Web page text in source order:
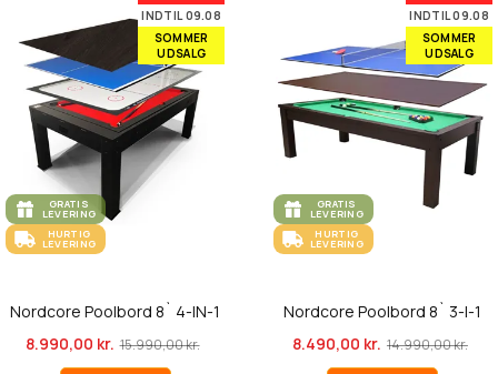
INDTIL 09.08
SOMMER
UDSALG
GRATIS
LEVERING
HURTIG
LEVERING
Nordcore Poolbord 8` 4-IN-1
8.990,00 kr. 15.990,00 kr.
INDTIL 09.08
SOMMER
UDSALG
GRATIS
LEVERING
HURTIG
LEVERING
Nordcore Poolbord 8` 3-I-1
8.490,00 kr. 14.990,00 kr.